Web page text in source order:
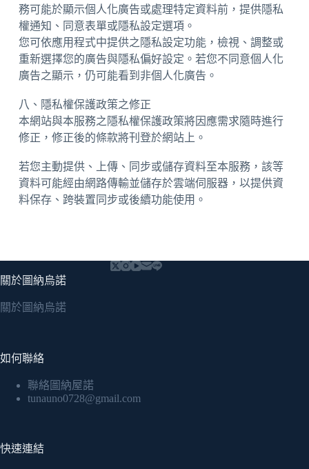
務可能於顯示個人化廣告或處理特定資料前，提供隱私
權通知、同意表單或隱私設定選項。
您可依應用程式中提供之隱私設定功能，檢視、調整或
重新選擇您的廣告與隱私偏好設定。若您不同意個人化
廣告之顯示，仍可能看到非個人化廣告。
八、隱私權保護政策之修正
本網站與本服務之隱私權保護政策將因應需求隨時進行
修正，修正後的條款將刊登於網站上。
若您主動提供、上傳、同步或儲存資料至本服務，該等
資料可能經由網路傳輸並儲存於雲端伺服器，以提供資
料保存、跨裝置同步或後續功能使用。
關於圖納烏諾
關於圖納烏諾
如何聯絡
聯絡圖納屋諾
tunauno0728@gmail.com
快速連結